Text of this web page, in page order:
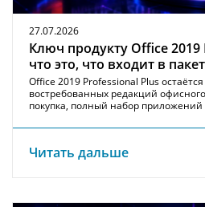
27.07.2026
Ключ продукту Office 2019
что это, что входит в
Office 2019 Professional Plus
востребованных редакций
покупка, полный набор приложений
Читать дальше